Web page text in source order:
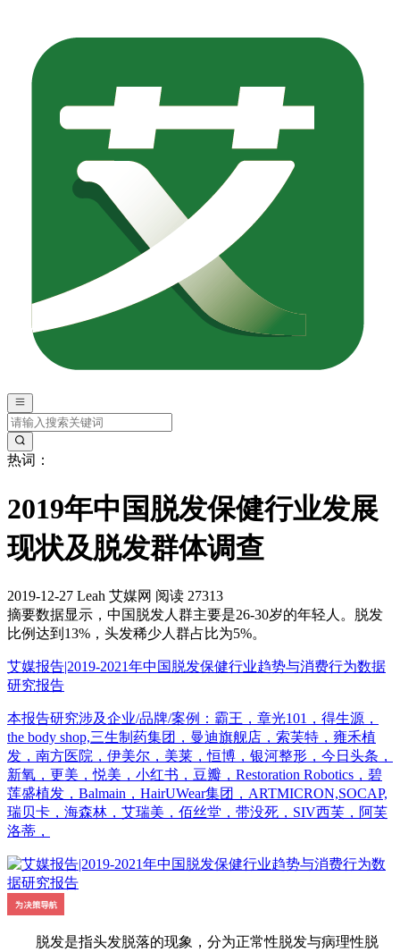
热词：
2019年中国脱发保健行业发展
现状及脱发群体调查
2019-12-27 Leah 艾媒网 阅读 27313
摘要数据显示，中国脱发人群主要是26-30岁的年轻人。脱发
比例达到13%，头发稀少人群占比为5%。
艾媒报告|2019-2021年中国脱发保健行业趋势与消费行为数据
研究报告
本报告研究涉及企业/品牌/案例：霸王，章光101，得生源，
the body shop,三生制药集团，曼迪旗舰店，索芙特，雍禾植
发，南方医院，伊美尔，美莱，恒博，银河整形，今日头条，
新氧，更美，悦美，小红书，豆瓣，Restoration Robotics，碧
莲盛植发，Balmain，HairUWear集团，ARTMICRON,SOCAP,
瑞贝卡，海森林，艾瑞美，佰丝堂，带没死，SIV西芙，阿芙
洛蒂，
脱发是指头发脱落的现象，分为正常性脱发与病理性脱